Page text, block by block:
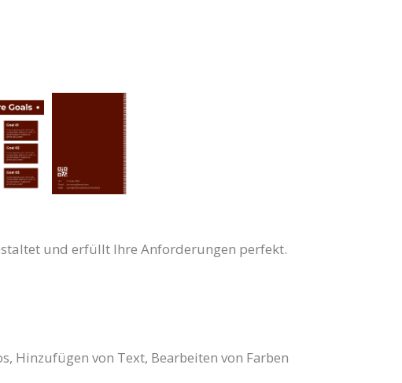
und erfüllt Ihre Anforderungen perfekt.
Hinzufügen von Text, Bearbeiten von Farben